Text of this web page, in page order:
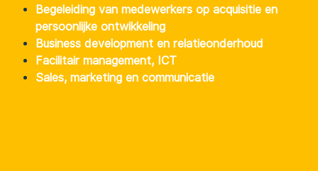
Begeleiding van medewerkers op acquisitie en
persoonlijke ontwikkeling
Business development en relatieonderhoud
Facilitair management, ICT
Sales, marketing en communicatie